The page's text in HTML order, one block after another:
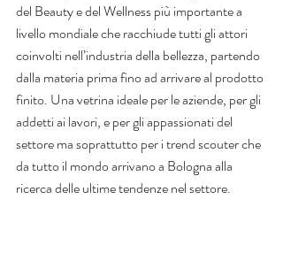
del Beauty e del Wellness più importante a
livello mondiale che racchiude tutti gli attori
coinvolti nell’industria della bellezza, partendo
dalla materia prima fino ad arrivare al prodotto
finito. Una vetrina ideale per le aziende, per gli
addetti ai lavori, e per gli appassionati del
settore ma soprattutto per i trend scouter che
da tutto il mondo arrivano a Bologna alla
ricerca delle ultime tendenze nel settore.